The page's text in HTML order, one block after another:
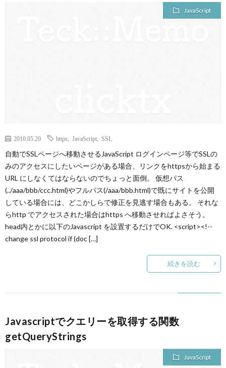
JavaScript
2010.05.20 https JavaScript SSL
自動でSSLページへ移動させるJavaScript ログインページ等でSSLの
みのアクセスにしたいページがある場合、リンクをhttpsから始まる
URL にしなくてはならないのでちょっと面倒。 仮想パス
(../aaa/bbb/ccc.html)やフルパス(/aaa/bbb.html)で既にサイトを公開
している場合には、どこかしらで修正を見逃す場合もある。 それな
らhttp でアクセスされた場合はhttps へ移動させればよさそう。
head内とかに以下のJavascript を設置するだけでOK. <script><!--
change ssl protocol if (doc […]
続きを読む
Javascriptでクエリーを取得する関数
getQueryStrings
JavaScript